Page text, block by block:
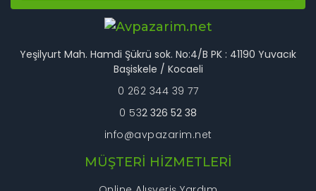
Ürün bilgilerinde hatalar bulunuyor.
Ürün fiyatı diğer sitelerden daha pahalı.
Bu ürüne benzer farklı alternatifler olmalı.
Gönder
Yeşilyurt Mah. Hamdi Şükrü sok. No:4/B PK : 41190 Yuvacık
Başiskele / Kocaeli
0 262 344 39 77
0 532 326 52 38
info@avpazarim.net
MÜŞTERİ HİZMETLERİ